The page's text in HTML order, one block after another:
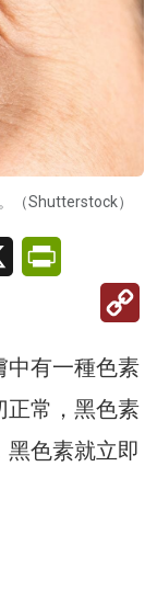
（Shutterstock）
X
中有一種色素
正常，黑色素
黑色素就立即